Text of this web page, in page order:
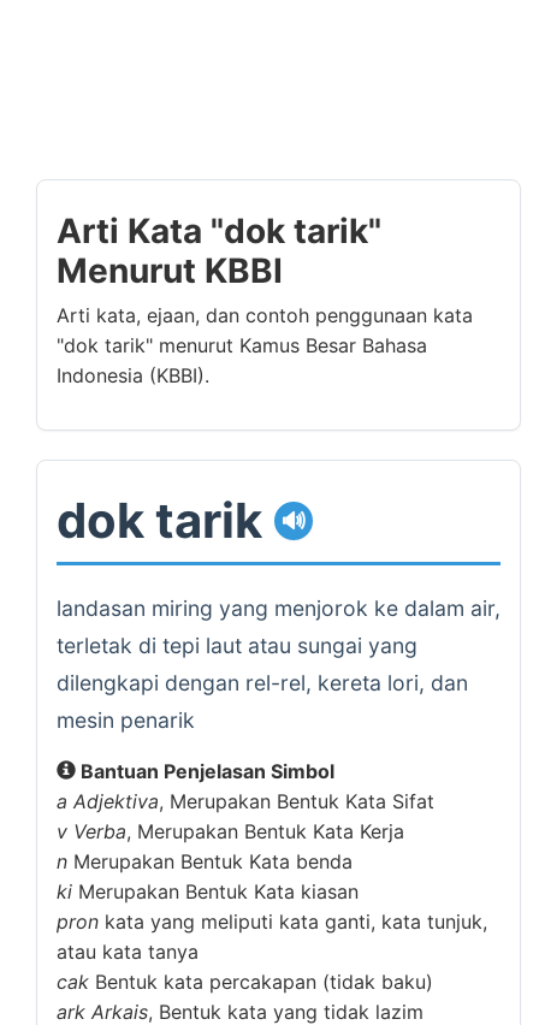
Arti Kata "dok tarik"
Menurut KBBI
Arti kata, ejaan, dan contoh penggunaan kata
"dok tarik" menurut Kamus Besar Bahasa
Indonesia (KBBI).
dok tarik 🔊
landasan miring yang menjorok ke dalam air,
terletak di tepi laut atau sungai yang
dilengkapi dengan rel-rel, kereta lori, dan
mesin penarik
Bantuan Penjelasan Simbol
a Adjektiva, Merupakan Bentuk Kata Sifat
v Verba, Merupakan Bentuk Kata Kerja
n Merupakan Bentuk Kata benda
ki Merupakan Bentuk Kata kiasan
pron kata yang meliputi kata ganti, kata tunjuk,
atau kata tanya
cak Bentuk kata percakapan (tidak baku)
ark Arkais, Bentuk kata yang tidak lazim